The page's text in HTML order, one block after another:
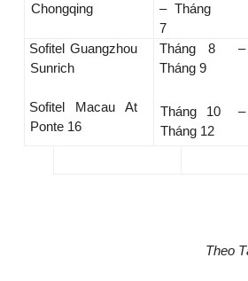
Chongqing
– Tháng
7
Sofitel Guangzhou
Sunrich
Sofitel Macau At
Ponte 16
Tháng 8 –
Tháng 9
Tháng 10 –
Tháng 12
Theo